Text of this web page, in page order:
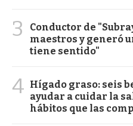
3
Conductor de
maestros y generó
tiene sentido"
4 Hígado graso: seis
ayudar a cuidar la
hábitos que las